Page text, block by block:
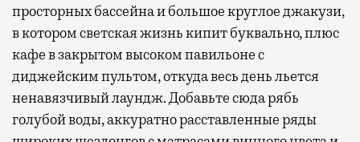
просторных бассейна и большое круглое джакузи,
в котором светская жизнь кипит буквально, плюс
кафе в закрытом высоком павильоне с
диджейским пультом, откуда весь день льется
ненавязчивый лаундж. Добавьте сюда рябь
голубой воды, аккуратно расставленные ряды